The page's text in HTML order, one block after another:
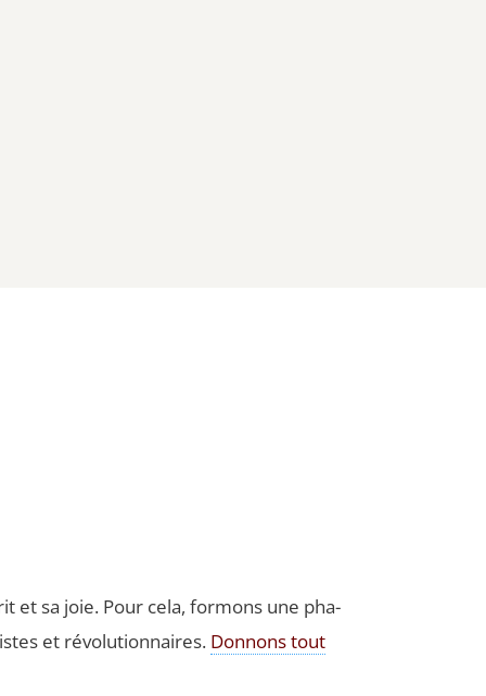
et sa joie. Pour cela, for­mons une pha­
et révo­lu­tion­naires. Don­nons tout